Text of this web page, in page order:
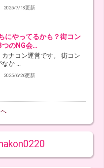
2025/7/18更新
にやってるかも？街コン
つのNG会…
カナコン運営です。 街コン
か ...
2025/6/26更新